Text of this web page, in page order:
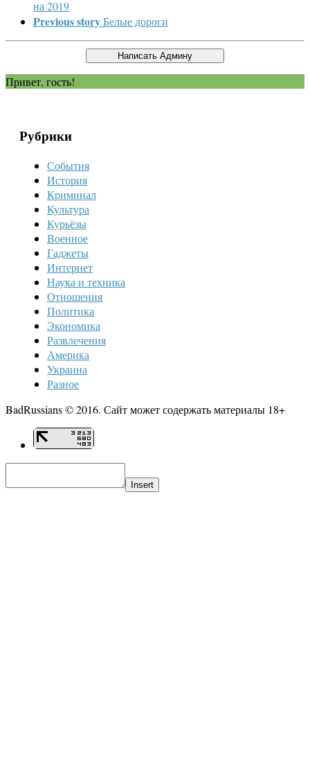
на 2019
Previous storyБелые дороги
Привет, гость!
Рубрики
События
История
Криминал
Культура
Курьёзы
Военное
Гаджеты
Интернет
Наука и техника
Отношения
Политика
Экономика
Развлечения
Америка
Украина
Разное
BadRussians © 2016. Сайт может содержать материалы 18+
Insert